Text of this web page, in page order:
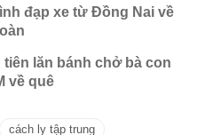
đạp xe từ Đồng Nai về
lăn bánh chở bà con
về quê
cách ly tập trung